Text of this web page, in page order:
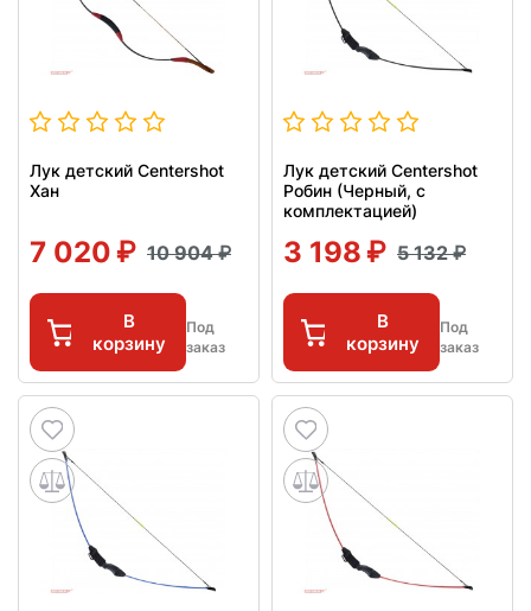
Лук детский Centershot
Хан
7 020 10 904
В
корзину
Под
заказ
Лук детский Centershot
Робин (Черный, с
комплектацией)
3 198 5 132
В
корзину
Под
заказ